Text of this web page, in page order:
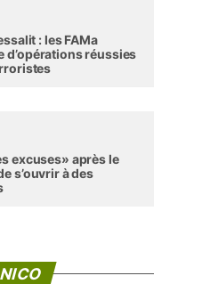
: les FAMa
d’opérations réussies
excuses» après le
s’ouvrir à des